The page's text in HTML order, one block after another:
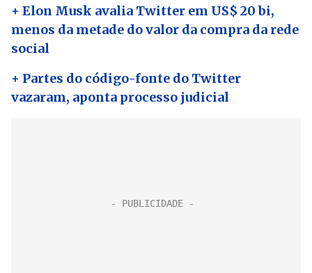
+ Elon Musk avalia Twitter em US$ 20 bi,
menos da metade do valor da compra da rede
social
+ Partes do código-fonte do Twitter
vazaram, aponta processo judicial